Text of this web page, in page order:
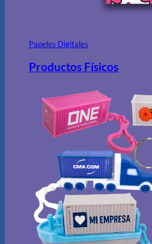
Papeles Digitales
Productos Físicos